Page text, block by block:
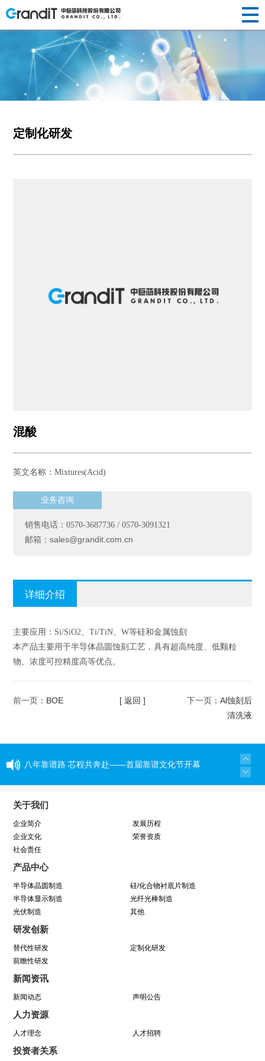
ABOUT US
我们
荣誉资质
产品
造
光纤光棒
R&D
研发
替代性研
前瞻性研
NEWS
新闻
中心
新闻动态
HUMAN
RESOURCES
人力
资源
人才理念
INVESTOR
RELATIONS
投资
者关
系
定制化研发
混酸
英文名称：Mixtures(Acid)
业务咨询
销售电话：0570-3687736 / 0570-3091321
邮箱：sales@grandit.com.cn
详细介绍
主要应用：Si/SiO2、Ti/TiN、W等硅和金属蚀刻
本产品主要用于半导体晶圆蚀刻工艺，具有超高纯度、低颗粒
物、浓度可控精度高等优点。
前一页： BOE [ 返回 ] 下一页： Al蚀刻后
清洗液
八年靠谱路 芯程共奔赴——首届靠谱文化节开幕
与城同行，为热爱开跑
喜讯！中巨芯成功建立“浙江省博士后工作站”
同心同行 见证成长——中巨芯上市两周年纪念活
动圆满结束
因为靠谱 所以信赖 | 中巨芯《芯谱》发布会
暨“靠谱2025-2027”落地规划启动仪式
关于我们
企业简介
发展历程
企业文化
荣誉资质
社会责任
产品中心
半导体晶圆制造
硅/化合物衬底片制造
半导体显示制造
光纤光棒制造
光伏制造
其他
研发创新
替代性研发
定制化研发
前瞻性研发
新闻资讯
新闻动态 声明公告
人力资源
人才理念 人才招聘
投资者关系